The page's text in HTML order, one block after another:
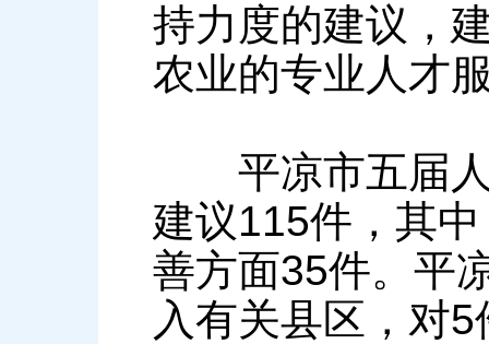
持力度的建议，
农业的专业人才
平凉市五届人
建议115件，其
善方面35件。平
入有关县区，对